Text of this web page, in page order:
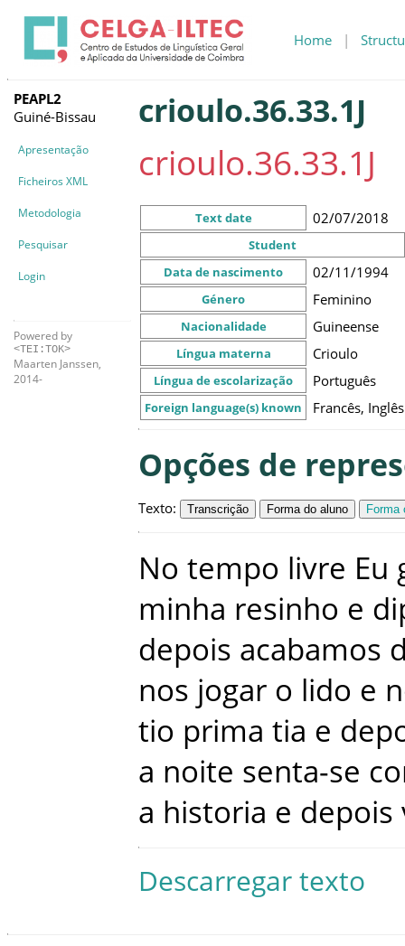
Home |
PEAPL2
Guiné-Bissau
Apresentação
Ficheiros XML
Metodologia
Pesquisar
Login
Powered by
<TEI:TOK>
Maarten Janssen,
2014-
crioulo.36.33.1J
crioulo.36.33.1J
Text date 02/07/2018
Student
Data de nascimento
02/11/1994
Género Feminino
Nacionalidade Guineense
Língua materna Crioulo
Língua de escolarização Português
Foreign language(s) known Francês, Inglês
Opções de
Texto: Transcrição Forma do aluno Forma
No tempo livre Eu
minha resinho e
depois acabamos
nos jogar o lido e
tio prima tia e
a noite senta-se
a historia e depois
Descarregar texto